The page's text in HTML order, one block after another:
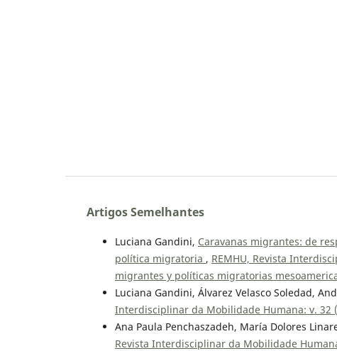
Artigos Semelhantes
Luciana Gandini, Caravanas migrantes: de
política migratoria , REMHU, Revista
migrantes y políticas migratorias
Luciana Gandini, Álvarez Velasco Soledad,
Interdisciplinar da Mobilidade Humana: v. 32
Ana Paula Penchaszadeh, María Dolores
Revista Interdisciplinar da Mobilidade